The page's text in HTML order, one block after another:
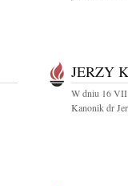
JERZY
W dniu 16 VII
Kanonik dr